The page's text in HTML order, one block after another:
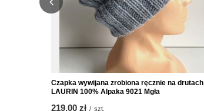
Czapka wywijana zrobiona ręcznie na drutach
LAURIN 100% Alpaka 9021 Mgła
219,00 zł / szt.